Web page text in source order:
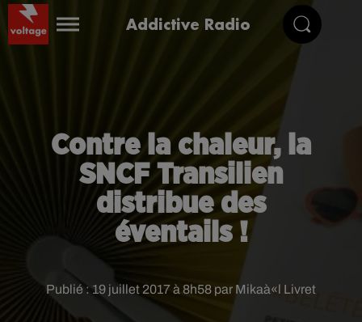
Addictive Radio
Contre la chaleur, la
SNCF Transilien
distribue des
éventails !
Publié : 19 juillet 2017 à 8h58 par Mikaà«l Livret